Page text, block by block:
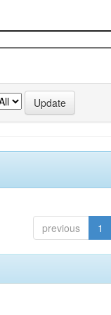
previous 1